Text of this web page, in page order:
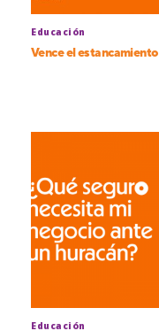
Educación
Vence el estancamiento
Educación